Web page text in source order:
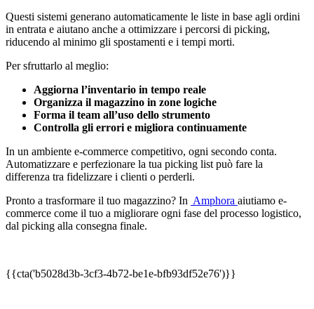
Questi sistemi generano automaticamente le liste in base agli ordini
in entrata e aiutano anche a ottimizzare i percorsi di picking,
riducendo al minimo gli spostamenti e i tempi morti.
Per sfruttarlo al meglio:
Aggiorna l’inventario in tempo reale
Organizza il magazzino in zone logiche
Forma il team all’uso dello strumento
Controlla gli errori e migliora continuamente
In un ambiente e-commerce competitivo, ogni secondo conta.
Automatizzare e perfezionare la tua picking list può fare la
differenza tra fidelizzare i clienti o perderli.
Pronto a trasformare il tuo magazzino? In Amphora aiutiamo e-
commerce come il tuo a migliorare ogni fase del processo logistico,
dal picking alla consegna finale.
{{cta('b5028d3b-3cf3-4b72-be1e-bfb93df52e76')}}